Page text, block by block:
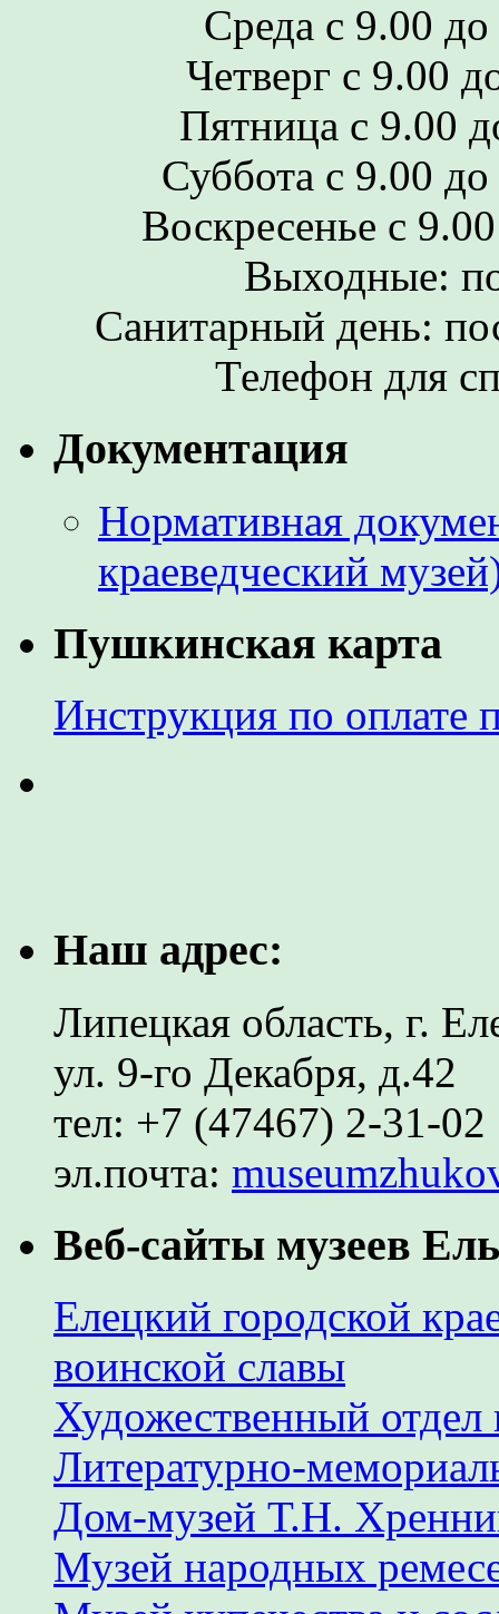
Среда с 9.00
Четверг с 9.00
Пятница с 9.00
Суббота с 9.00
Воскресенье с
Выходные:
Санитарный день:
Телефон для
Документация
Нормативная
краеведческий
Пушкинская карта
Инструкция по оплате
Наш адрес:
Липецкая область, г.
ул. 9-го Декабря, д.42
тел: +7 (47467) 2-31-02
эл.почта:
Веб-сайты музеев
Елецкий городской
воинской славы
Художественный отдел
Литературно-
Дом-музей Т.Н.
Музей народных